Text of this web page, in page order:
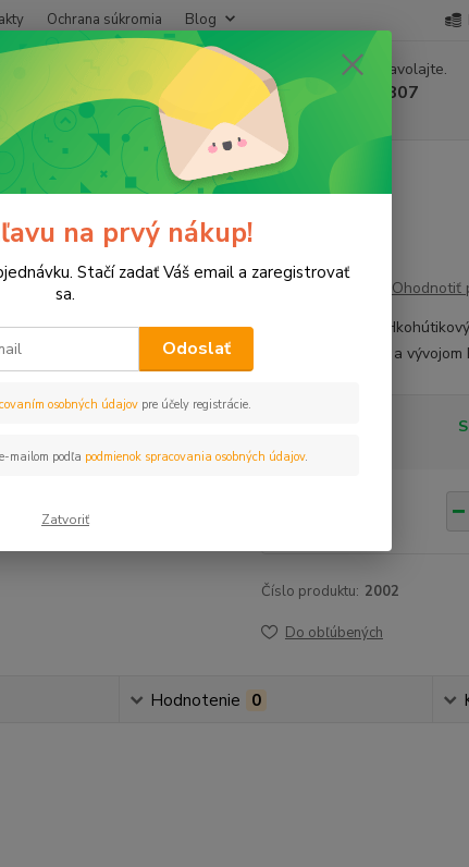
Ochrana súkromia Blog
Neviete si rady? Zavolajte.
+421 911 131 807
(Po-Pia, 8-17 hod.)
RAIN CLICK BLUETOOTH
CLICK BLUETOOTH
Ohodnotiť
CLICK
vznikol prepojením a vývojom
Číslo produktu: 2002
Do obľúbených
Hodnotenie 0
na prvý nákup!
Stačí zadať Váš email a zaregistrovať
sa.
Odoslať
osobných údajov pre účely registrácie.
mailom podľa podmienok spracovania osobných údajov.
Zatvoriť